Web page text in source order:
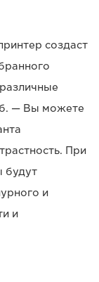
создаст
— Вы можете
При
будут
и
и